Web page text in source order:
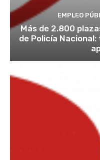
EMPLEO
Más de 2.800
de Policía